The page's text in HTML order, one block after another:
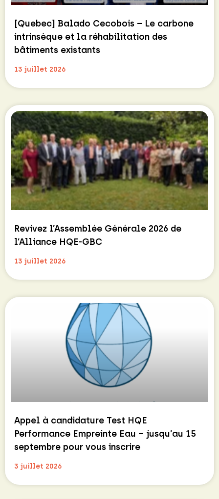
[Quebec] Balado Cecobois – Le carbone
intrinsèque et la réhabilitation des
bâtiments existants
13 juillet 2026
Revivez l’Assemblée Générale 2026 de
l’Alliance HQE-GBC
13 juillet 2026
Appel à candidature Test HQE
Performance Empreinte Eau – jusqu’au 15
septembre pour vous inscrire
3 juillet 2026